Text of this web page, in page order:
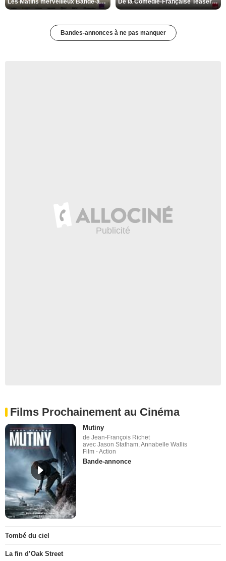
Les Matins merveilleux Bande-annonce VF De la Comédie-Française Teaser VF
Bandes-annonces à ne pas manquer
Films Prochainement au Cinéma
Mutiny
de Jean-François Richet
avec Jason Statham, Annabelle Wallis
Film - Action
Bande-annonce
Tombé du ciel
La fin d’Oak Street